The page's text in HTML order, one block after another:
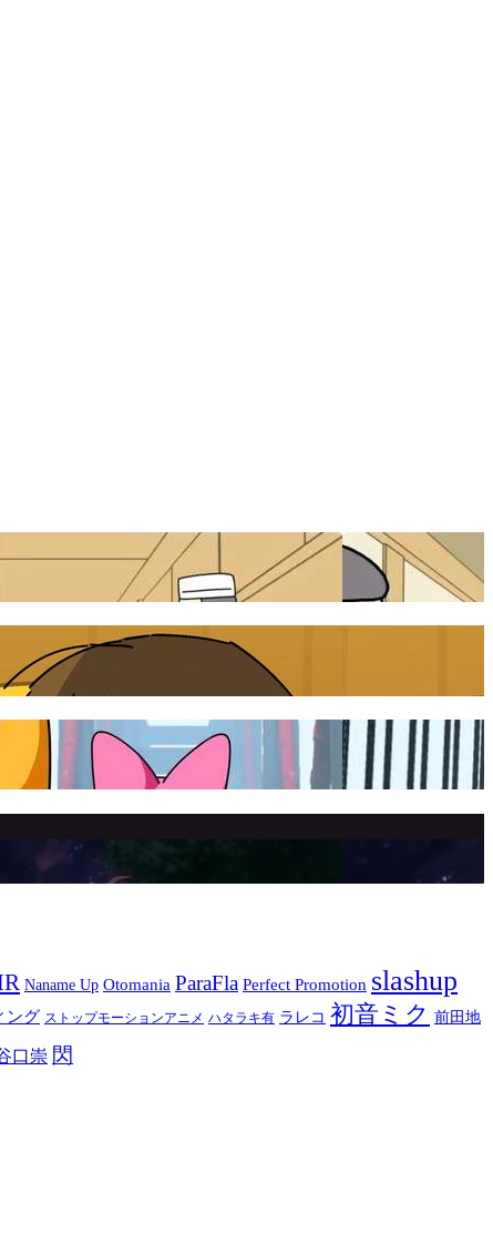
Naname Up Otomania ParaFla Perfect Promotion slashup
ング ストップモーションアニメ ハタラキ有 ラレコ 初音ミク 前田地
口崇 閃